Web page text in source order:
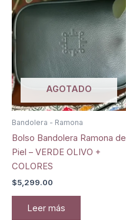
AGOTADO
Bandolera - Ramona
Bolso Bandolera Ramona de
Piel – VERDE OLIVO +
COLORES
$5,299.00
Leer más